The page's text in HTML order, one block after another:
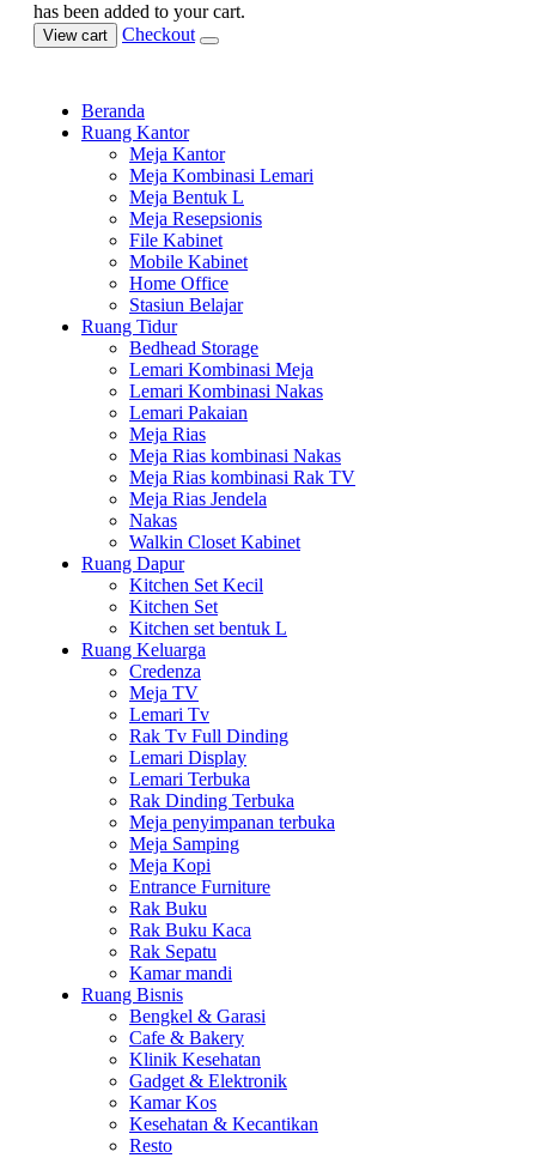
has been added to your cart.
View cart Checkout
Beranda
Ruang Kantor
Meja Kantor
Meja Kombinasi Lemari
Meja Bentuk L
Meja Resepsionis
File Kabinet
Mobile Kabinet
Home Office
Stasiun Belajar
Ruang Tidur
Bedhead Storage
Lemari Kombinasi Meja
Lemari Kombinasi Nakas
Lemari Pakaian
Meja Rias
Meja Rias kombinasi Nakas
Meja Rias kombinasi Rak TV
Meja Rias Jendela
Nakas
Walkin Closet Kabinet
Ruang Dapur
Kitchen Set Kecil
Kitchen Set
Kitchen set bentuk L
Ruang Keluarga
Credenza
Meja TV
Lemari Tv
Rak Tv Full Dinding
Lemari Display
Lemari Terbuka
Rak Dinding Terbuka
Meja penyimpanan terbuka
Meja Samping
Meja Kopi
Entrance Furniture
Rak Buku
Rak Buku Kaca
Rak Sepatu
Kamar mandi
Ruang Bisnis
Bengkel & Garasi
Cafe & Bakery
Klinik Kesehatan
Gadget & Elektronik
Kamar Kos
Kesehatan & Kecantikan
Resto